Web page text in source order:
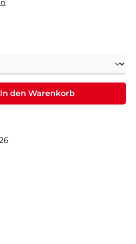
oder benutze die Schaltflächen um die
In den Warenkorb